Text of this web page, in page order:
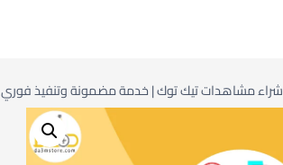
شراء مشاهدات تيك توك | خدمة مضمونة وتنفيذ فوري